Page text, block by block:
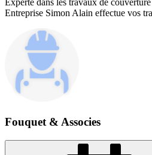
Entreprise Simon Alain effectue vos
Fouquet & Associes